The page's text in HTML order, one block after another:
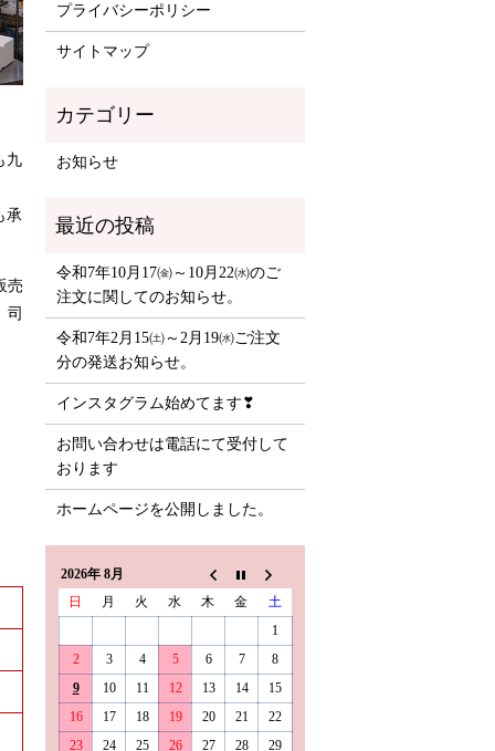
九
承
売
プライバシーポリシー
サイトマップ
お知らせ
令和7年10月17㈮～10月22㈬のご
注文に関してのお知らせ。
令和7年2月15㈯～2月19㈬ご注文
分の発送お知らせ。
インスタグラム始めてます❣
お問い合わせは電話にて受付して
おります
ホームページを公開しました。
2026年 8月
日
月 火 水 木 金
土
1
2
3 4 5 6 7
8
9
10 11 12 13 14
15
16
17 18 19 20 21
22
23
24 25 26 27 28
29